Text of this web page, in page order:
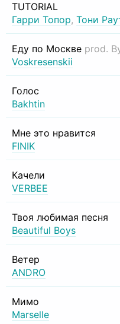
TUTORIAL
Гарри Топор, Тони
Еду по Москве prod.
Voskresenskii
Голос
Bakhtin
Мне это нравится
FINIK
Качели
VERBEE
Твоя любимая песня
Beautiful Boys
Ветер
ANDRO
Мимо
Marselle